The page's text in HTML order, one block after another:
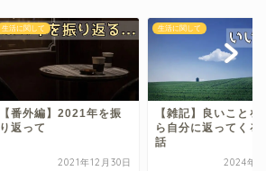
生活に関して
【雑記】良いことをした
ら自分に返ってくるって
2024年7月8日
生活に関して